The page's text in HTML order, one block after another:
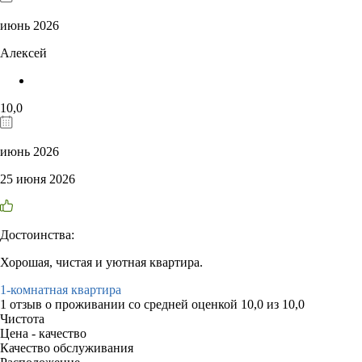
июнь 2026
Алексей
10,0
июнь 2026
25 июня 2026
Достоинства:
Хорошая, чистая и уютная квартира.
1-комнатная квартира
1 отзыв о проживании со средней оценкой 10,0 из 10,0
Чистота
Цена - качество
Качество обслуживания